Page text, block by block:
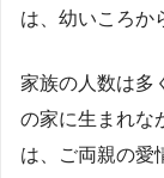
は、幼いころか
家族の人数は多
の家に生まれな
は、ご両親の愛